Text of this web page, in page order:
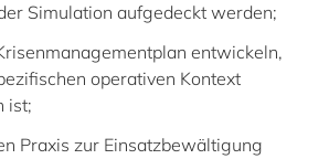
Simulation aufgedeckt werden;
entwickeln,
operativen Kontext
ist;
Praxis zur Einsatzbewältigung